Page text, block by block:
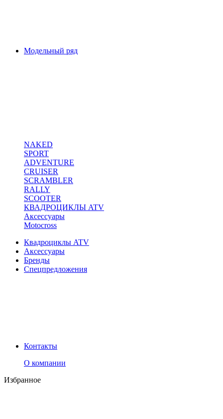
Модельный ряд
NAKED
SPORT
ADVENTURE
CRUISER
SCRAMBLER
RALLY
SCOOTER
КВАДРОЦИКЛЫ ATV
Аксессуары
Motocross
Квадроциклы ATV
Аксессуары
Бренды
Спецпредложения
Контакты
О компании
Избранное